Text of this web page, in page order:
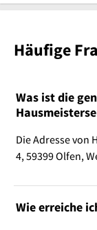
Häufige
Was ist die
Die Adresse von
4, 59399 Olfen,
Wie erreiche